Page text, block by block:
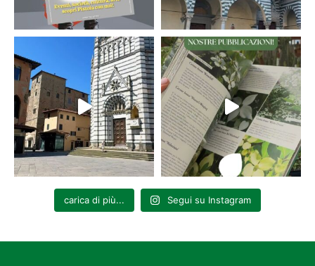
carica di più... Segui su Instagram